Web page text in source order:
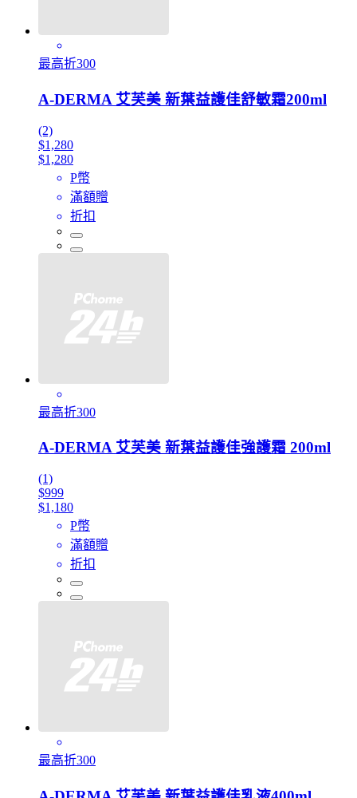
最高折300
A-DERMA 艾芙美 新葉益護佳舒敏霜200ml
(2)
$1,280
$1,280
P幣
滿額贈
折扣
最高折300
A-DERMA 艾芙美 新葉益護佳強護霜 200ml
(1)
$999
$1,180
P幣
滿額贈
折扣
最高折300